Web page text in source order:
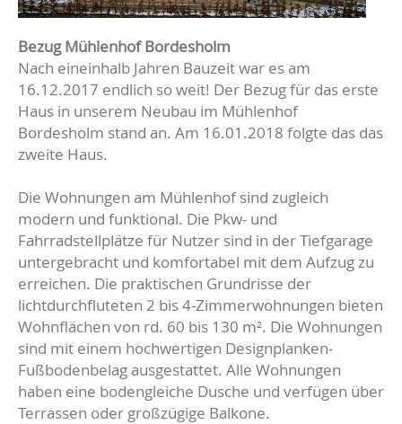
Bezug Mühlenhof Bordesholm
Nach eineinhalb Jahren Bauzeit war es am
16.12.2017 endlich so weit! Der Bezug für das erste
Haus in unserem Neubau im Mühlenhof
Bordesholm stand an. Am 16.01.2018 folgte das das
zweite Haus.
Die Wohnungen am Mühlenhof sind zugleich
modern und funktional. Die Pkw- und
Fahrradstellplätze für Nutzer sind in der Tiefgarage
untergebracht und komfortabel mit dem Aufzug zu
erreichen. Die praktischen Grundrisse der
lichtdurchfluteten 2 bis 4-Zimmerwohnungen bieten
Wohnflächen von rd. 60 bis 130 m². Die Wohnungen
sind mit einem hochwertigen Designplanken-
Fußbodenbelag ausgestattet. Alle Wohnungen
haben eine bodengleiche Dusche und verfügen über
Terrassen oder großzügige Balkone.